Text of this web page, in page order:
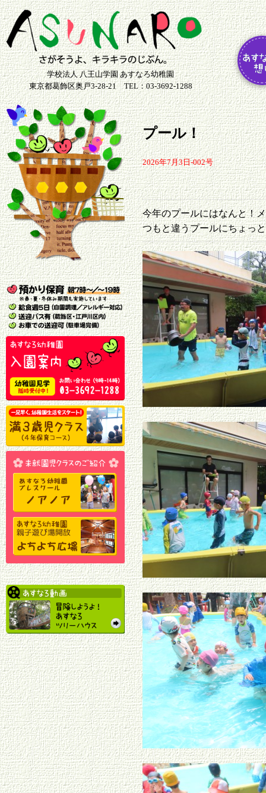
学校法人 八王山学園 あすなろ幼稚園
東京都葛飾区奥戸3-28-21 TEL：03-3692-1288
プール！
2026年7月3日-002号
今年のプールにはなんと！
つもと違うプールにちょっ